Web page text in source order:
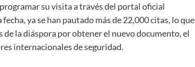
su visita a través del portal oficial
ya se han pautado más de 22,000 citas, lo que
la diáspora por obtener el nuevo documento, el
internacionales de seguridad.